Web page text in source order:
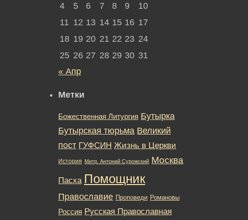
4
5 6 7 8 9
10
11 12 13 14 15 16 17
18 19 20 21 22 23 24
25 26 27 28 29 30 31
« Апр
Метки
Божественная Литургия Бутырка
Бутырская тюрьма Великий
пост ГУФСИН Жизнь в Церкви
История Митр. Антоний Сурожский Москва
Пасха Помощник
Православие Проповеди Романовы
Россия Русская Православная